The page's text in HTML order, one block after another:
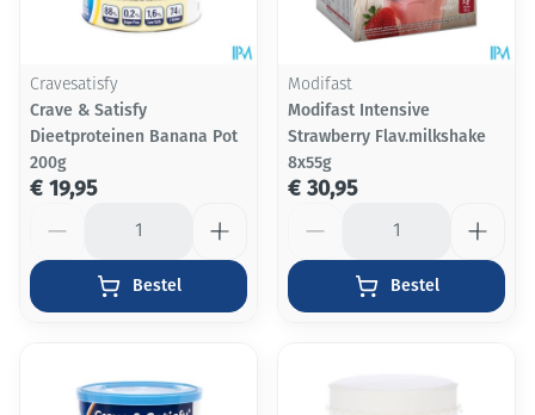
Cravesatisfy
Crave & Satisfy
Dieetproteinen Banana Pot
200g
€ 19,95
Bestel
Modifast
Modifast Intensive
Strawberry Flav.milkshake
8x55g
€ 30,95
Bestel